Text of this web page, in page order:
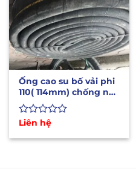
Ống cao su bố vải phi
110( 114mm) chống nổ,
xả nước, bùn, cát
Được
hạng
Liên hệ